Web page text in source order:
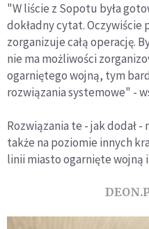
"W liście z Sopotu była
dokładny cytat. Oczywiście
zorganizuje całą operację.
nie ma możliwości
ogarniętego wojną, tym
rozwiązania systemowe" -
Rozwiązania te - jak dodał
także na poziomie innych
linii miasto ogarnięte wojną